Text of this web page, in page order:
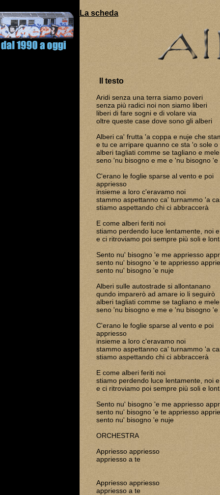
La scheda
Il testo
Aridi senza una terra siamo poveri
senza più radici noi non siamo liberi
liberi di fare sogni e di volare via
oltre queste case dove sono gli alberi
Alberi ca' frutta 'a coppa e nuje che
e tu ce arripare quanno ce sta 'o sole o
alberi tagliati comme se tagliano e mele
seno 'nu bisogno e me e 'nu bisogno 'e
C'erano le foglie sparse
appriesso
insieme a loro
stammo aspettanno ca' turnammo 'a
stiamo aspettando chi ci abbraccerà
E come alberi feriti noi
stiamo perdendo luce lentamente, noi
e ci ritroviamo poi sempre più soli e
Sento nu' bisogno 'e me appriesso
sento nu' bisogno 'e te appriesso
sento nu' bisogno 'e nuje
Alberi sulle autostrade si allontanano
qundo imparerò ad amare io li seguirò
alberi tagliati comme se tagliano e mele
seno 'nu bisogno e me e 'nu bisogno 'e
C'erano le foglie sparse
appriesso
insieme a loro
stammo aspettanno ca' turnammo 'a
stiamo aspettando chi ci abbraccerà
E come alberi feriti noi
stiamo perdendo luce lentamente, noi
e ci ritroviamo poi sempre più soli e
Sento nu' bisogno 'e me appriesso
sento nu' bisogno 'e te appriesso
sento nu' bisogno 'e nuje
ORCHESTRA
Appriesso appriesso
appriesso a te
Appriesso appriesso
appriesso a te